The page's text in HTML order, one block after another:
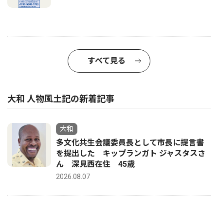
すべて見る
大和 人物風土記の新着記事
大和
多文化共生会議委員長として市長に提言書
を提出した キップランガト ジャスタスさ
ん 深見西在住 45歳
2026.08.07